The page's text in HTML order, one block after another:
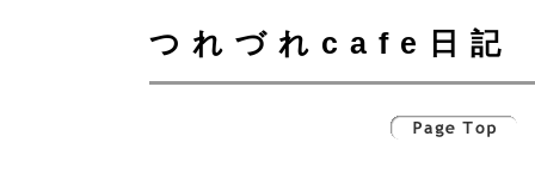
つれづれcafe日記